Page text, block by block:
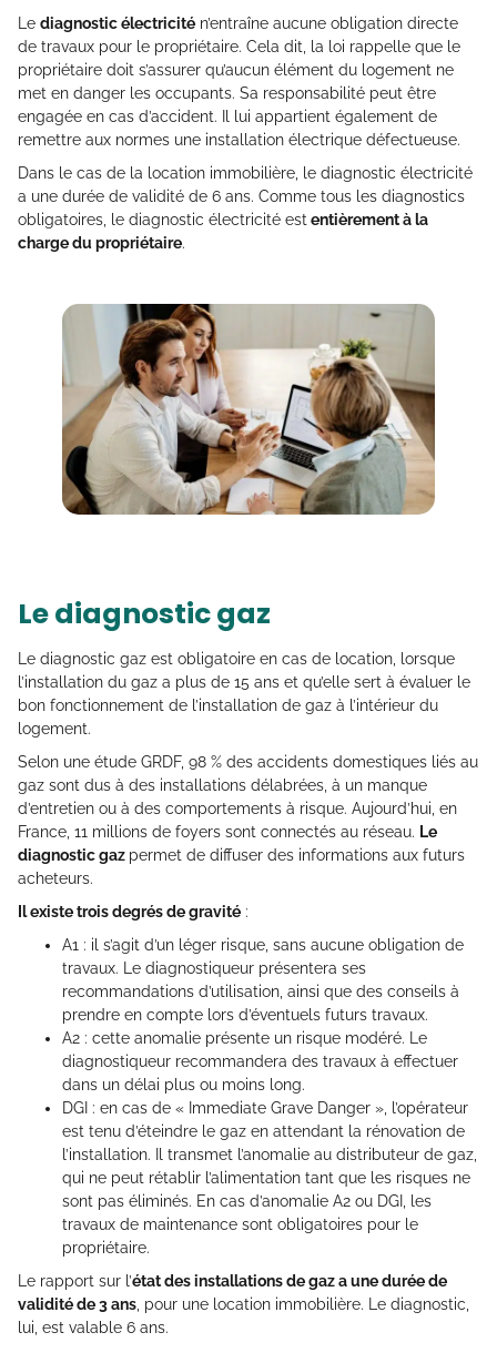
Le diagnostic électricité n’entraîne aucune obligation directe
de travaux pour le propriétaire. Cela dit, la loi rappelle que le
propriétaire doit s’assurer qu’aucun élément du logement ne
met en danger les occupants. Sa responsabilité peut être
engagée en cas d’accident. Il lui appartient également de
remettre aux normes une installation électrique défectueuse.
Dans le cas de la location immobilière, le diagnostic électricité
a une durée de validité de 6 ans. Comme tous les diagnostics
obligatoires, le diagnostic électricité estentièrement à la
charge du propriétaire.
Le diagnostic gaz
Le diagnostic gaz est obligatoire en cas de location, lorsque
l’installation du gaz a plus de 15 ans et qu’elle sert à évaluer le
bon fonctionnement de l’installation de gaz à l’intérieur du
logement.
Selon une étude GRDF, 98 % des accidents domestiques liés au
gaz sont dus à des installations délabrées, à un manque
d’entretien ou à des comportements à risque. Aujourd’hui, en
France, 11 millions de foyers sont connectés au réseau. Le
diagnostic gaz permet de diffuser des informations aux futurs
acheteurs.
Il existe trois degrés de gravité :
A1 : il s’agit d’un léger risque, sans aucune obligation de
travaux. Le diagnostiqueur présentera ses
recommandations d’utilisation, ainsi que des conseils à
prendre en compte lors d’éventuels futurs travaux.
A2 : cette anomalie présente un risque modéré. Le
diagnostiqueur recommandera des travaux à effectuer
dans un délai plus ou moins long.
DGI : en cas de « Immediate Grave Danger », l’opérateur
est tenu d’éteindre le gaz en attendant la rénovation de
l’installation. Il transmet l’anomalie au distributeur de gaz,
qui ne peut rétablir l’alimentation tant que les risques ne
sont pas éliminés. En cas d’anomalie A2 ou DGI, les
travaux de maintenance sont obligatoires pour le
propriétaire.
Le rapport sur l’état des installations de gaz a une durée de
validité de 3 ans , pour une location immobilière. Le diagnostic,
lui, est valable 6 ans.